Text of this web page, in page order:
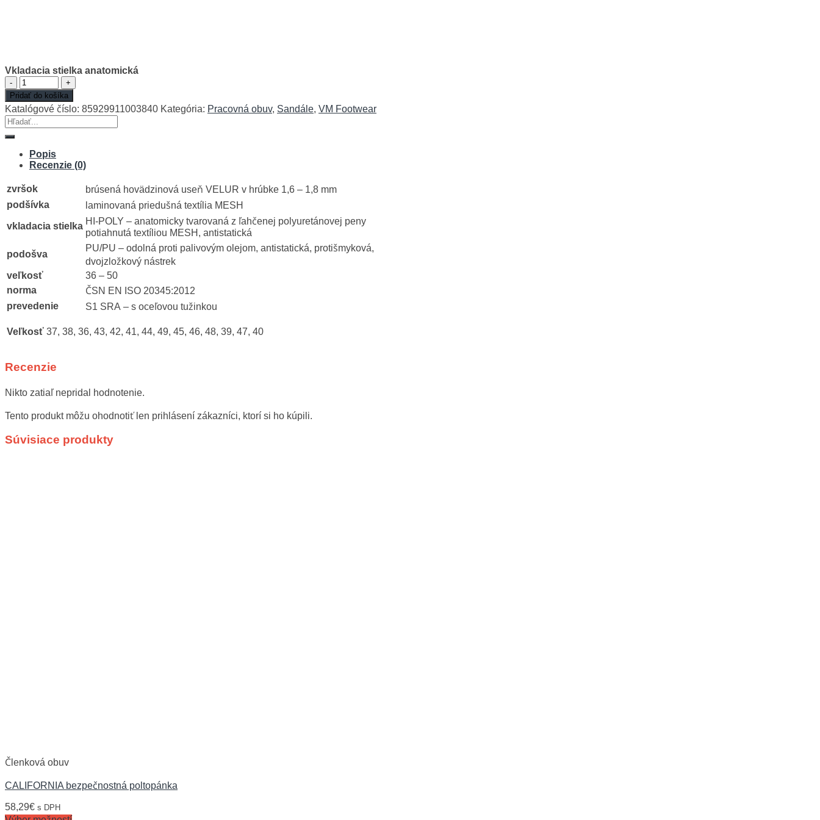
Vkladacia stielka anatomická
množstvo
Vkladacia
stielka
anatomická
Pridať do košíka
Katalógové číslo: 85929911003840 Kategória: Pracovná obuv, Sandále, VM Footwear
Hľadať:
Popis
Recenzie (0)
zvršok
brúsená hovädzinová useň VELUR v hrúbke 1,6 – 1,8 mm
podšívka
laminovaná priedušná textília MESH
vkladacia stielka HI-POLY – anatomicky tvarovaná z ľahčenej polyuretánovej peny
potiahnutá textíliou MESH, antistatická
podošva
PU/PU – odolná proti palivovým olejom, antistatická, protišmyková,
dvojzložkový nástrek
veľkosť
36 – 50
norma
ČSN EN ISO 20345:2012
prevedenie
S1 SRA – s oceľovou tužinkou
Veľkosť 37, 38, 36, 43, 42, 41, 44, 49, 45, 46, 48, 39, 47, 40
Recenzie
Nikto zatiaľ nepridal hodnotenie.
Tento produkt môžu ohodnotiť len prihlásení zákazníci, ktorí si ho kúpili.
Súvisiace produkty
Členková obuv
CALIFORNIA bezpečnostná poltopánka
58,29€ s DPH